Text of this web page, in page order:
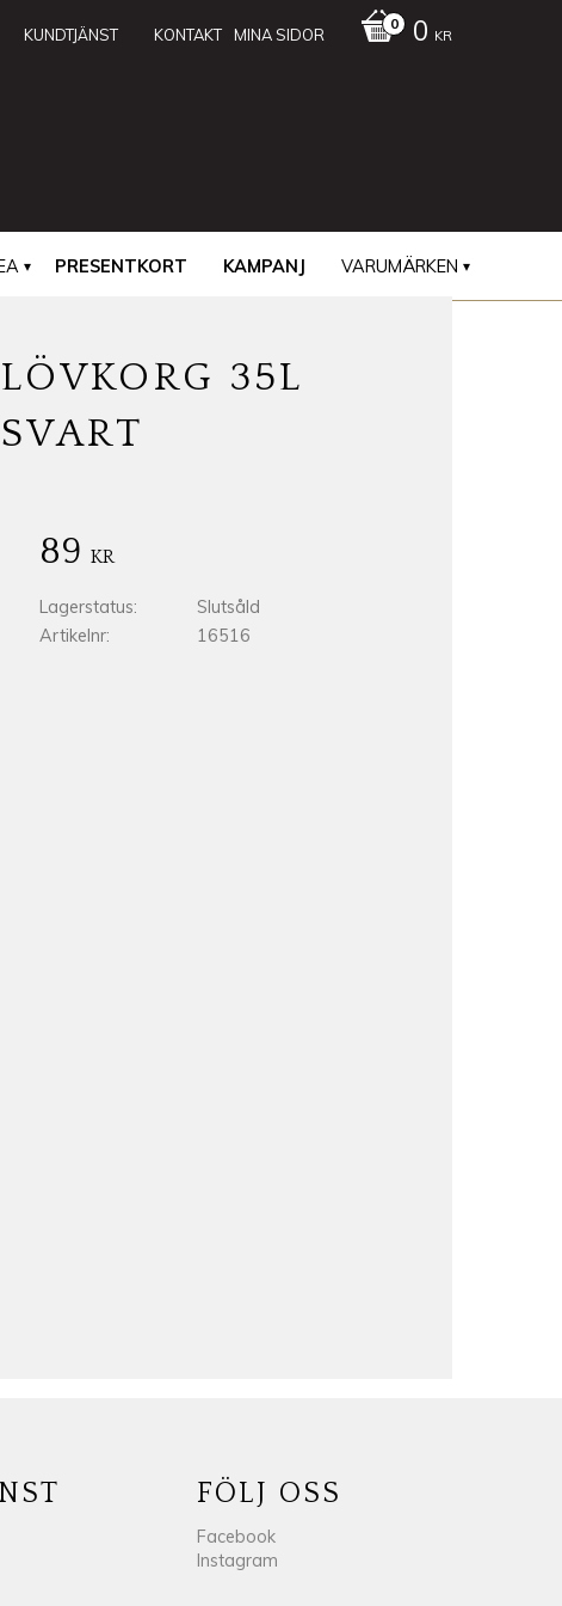
MINA SIDOR
KONTAKT
KUNDTJÄNST 0 KR
PRESENTKORT KAMPANJ VARUMÄRKEN
LÖVKORG 35L
SVART
89 KR
Lagerstatus
Slutsåld
Artikelnr
16516
FÖLJ OSS
Facebook
Instagram